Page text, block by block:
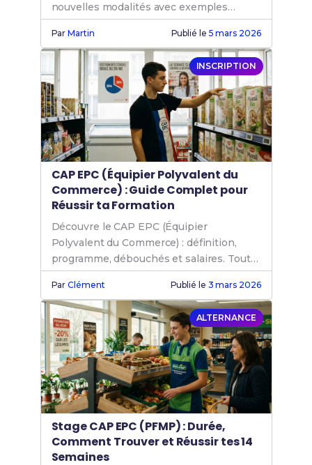
nouvelles modalités avec exemples
concrets et conseils pratiques.
ParMartin Publié le 5 mars 2026
INSCRIPTION
CAP EPC (Équipier Polyvalent du
Commerce) : Guide Complet pour
Réussir ta Formation
Découvre le CAP EPC (Équipier
Polyvalent du Commerce) : définition,
programme, débouchés et salaires. Tout
pour réussir ta formation en 2 ans.
ParClément Publié le 3 mars 2026
ALTERNANCE
Stage CAP EPC (PFMP) : Durée,
Comment Trouver et Réussir tes 14
Semaines